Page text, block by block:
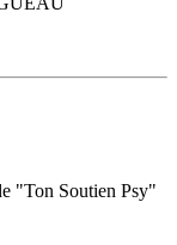
"Ton Soutien Psy"